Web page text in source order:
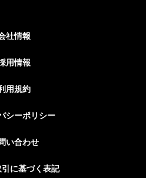
社情報
用情報
用規約
シーポリシー
い合わせ
に基づく表記